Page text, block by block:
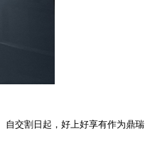
自交割日起，好上好享有作为鼎瑞